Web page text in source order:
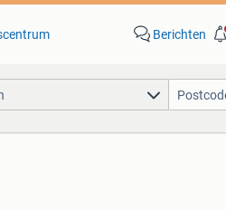
Berichten